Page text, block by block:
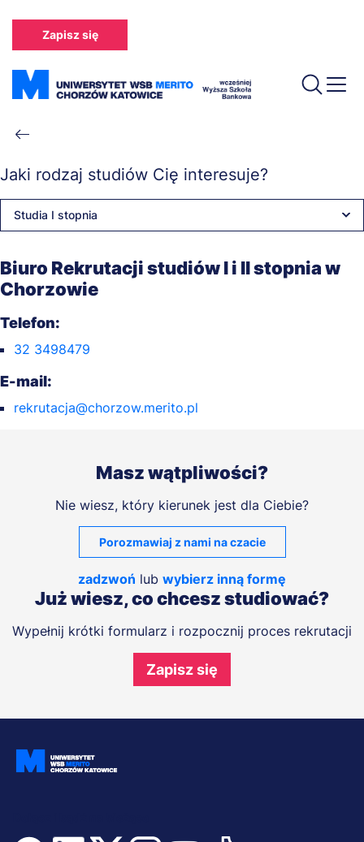
treści
Zapisz się
Ścieżka
nawigacyjna
Jaki rodzaj studiów Cię interesuje?
Studia I stopnia
Biuro Rekrutacji studiów I i II stopnia w
Chorzowie
Telefon:
32 3498479
E-mail:
rekrutacja@chorzow.merito.pl
Masz wątpliwości?
Nie wiesz, który kierunek jest dla Ciebie?
Porozmawiaj z nami na czacie
zadzwoń lub wybierz inną formę
Już wiesz, co chcesz studiować?
Wypełnij krótki formularz i rozpocznij proces rekrutacji
Zapisz się